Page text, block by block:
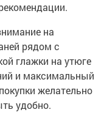
на
рядом с
глажки на утюге
и максимальный
желательно
удобно.